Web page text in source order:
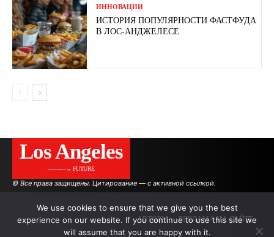
ИННОВАЦИИ
ИСТОРИЯ ПОПУЛЯРНОСТИ ФАСТФУДА
В ЛОС-АНДЖЕЛЕСЕ
Los Angeles
———→ FUTURE
© Все права защищены. Цитирование — с активной ссылкой.
АВТОРЫ РЕКЛАМА НА САЙТЕ
We use cookies to ensure that we give you the best
experience on our website. If you continue to use this site we
will assume that you are happy with it.